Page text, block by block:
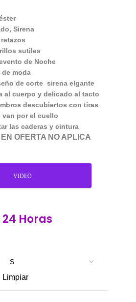
Sirena
sutiles
de Noche
moda
de corte sirena elgante
al cuerpo y delicado al tacto
descubiertos con tiras
por el cuello
las caderas y cintura
OFERTA NO APLICA
VIDEO
24 Horas
Limpiar